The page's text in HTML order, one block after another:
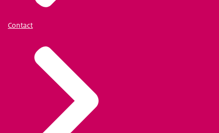
Contact